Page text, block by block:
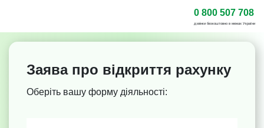
0 800 507 708
дзвінки безкоштовно в межах України
Заява про відкриття рахунку
Оберіть вашу форму діяльності: